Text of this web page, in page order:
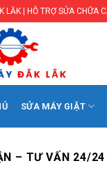
LẮK | HỖ TRỢ SỬA CHỮA
SỬA MÁY GIẶT
– TƯ VẤN 24/24